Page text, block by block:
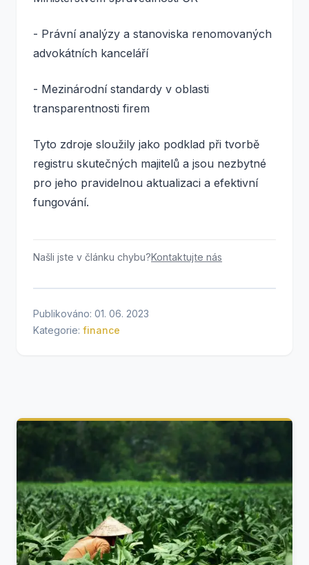
- Právní analýzy a stanoviska renomovaných
advokátních kanceláří
- Mezinárodní standardy v oblasti
transparentnosti firem
Tyto zdroje sloužily jako podklad při tvorbě
registru skutečných majitelů a jsou nezbytné
pro jeho pravidelnou aktualizaci a efektivní
fungování.
Našli jste v článku chybu?Kontaktujte nás
Publikováno: 01. 06. 2023
Kategorie: finance